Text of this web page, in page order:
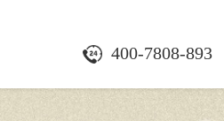
400-7808-893